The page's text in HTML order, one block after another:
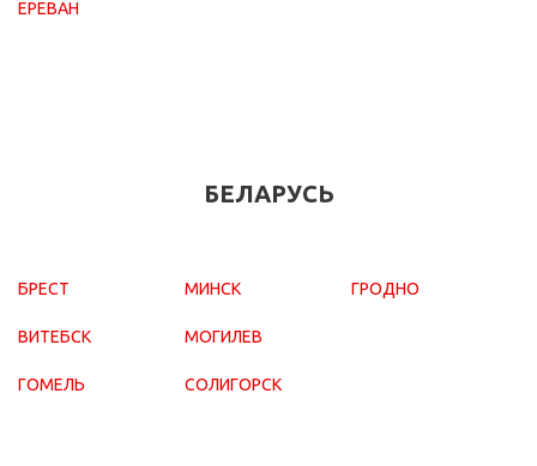
ЕРЕВАН
БЕЛАРУСЬ
БРЕСТ
ВИТЕБСК
ГОМЕЛЬ
МИНСК
МОГИЛЕВ
СОЛИГОРСК
ГРОДНО